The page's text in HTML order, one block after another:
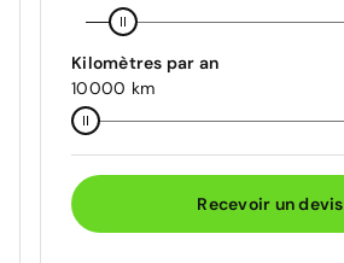
Kilomètres par an
10000 km
Recevoir un devis